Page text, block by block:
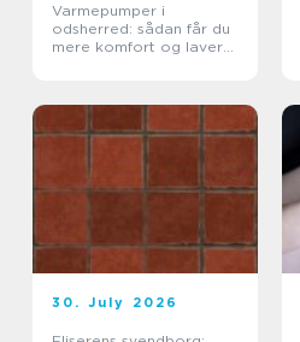
Varmepumper i
odsherred: sådan får du
mere komfort og lavere
30. July 2026